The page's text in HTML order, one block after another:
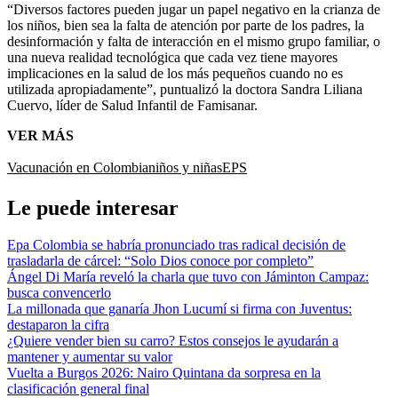
“Diversos factores pueden jugar un papel negativo en la crianza de
los niños, bien sea la falta de atención por parte de los padres, la
desinformación y falta de interacción en el mismo grupo familiar, o
una nueva realidad tecnológica que cada vez tiene mayores
implicaciones en la salud de los más pequeños cuando no es
utilizada apropiadamente”, puntualizó la doctora Sandra Liliana
Cuervo, líder de Salud Infantil de Famisanar.
VER MÁS
Vacunación en Colombianiños y niñasEPS
Le puede interesar
Epa Colombia se habría pronunciado tras radical decisión de
trasladarla de cárcel: “Solo Dios conoce por completo”
Ángel Di María reveló la charla que tuvo con Jáminton Campaz:
busca convencerlo
La millonada que ganaría Jhon Lucumí si firma con Juventus:
destaparon la cifra
¿Quiere vender bien su carro? Estos consejos le ayudarán a
mantener y aumentar su valor
Vuelta a Burgos 2026: Nairo Quintana da sorpresa en la
clasificación general final